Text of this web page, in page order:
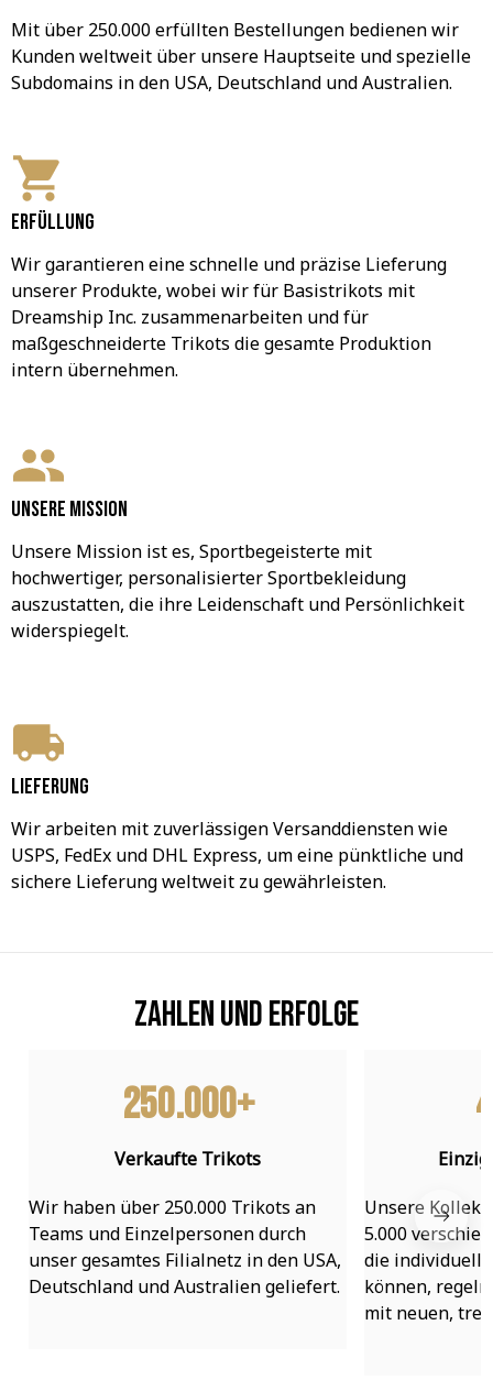
Mit über 250.000 erfüllten Bestellungen bedienen wir
Kunden weltweit über unsere Hauptseite und spezielle
Subdomains in den USA, Deutschland und Australien.
Erfüllung
Wir garantieren eine schnelle und präzise Lieferung
unserer Produkte, wobei wir für Basistrikots mit
Dreamship Inc. zusammenarbeiten und für
maßgeschneiderte Trikots die gesamte Produktion
intern übernehmen.
Unsere Mission
Unsere Mission ist es, Sportbegeisterte mit
hochwertiger, personalisierter Sportbekleidung
auszustatten, die ihre Leidenschaft und Persönlichkeit
widerspiegelt.
Lieferung
Wir arbeiten mit zuverlässigen Versanddiensten wie
USPS, FedEx und DHL Express, um eine pünktliche und
sichere Lieferung weltweit zu gewährleisten.
Zahlen und Erfolge
250.000+
Verkaufte Trikots
Wir haben über 250.000 Trikots an
Teams und Einzelpersonen durch
unser gesamtes Filialnetz in den USA,
Deutschland und Australien geliefert.
Unsere
5.000
die individuell
können,
mit neuen,